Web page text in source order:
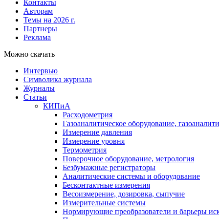
Контакты
Авторам
Темы на 2026 г.
Партнеры
Реклама
Можно скачать
Интервью
Символика журнала
Журналы
Статьи
КИПиА
Расходометрия
Газоаналитическое оборудование,
Измерение давления
Измерение уровня
Термометрия
Поверочное оборудование, метрология
Безбумажные регистраторы
Аналитические системы и оборудование
Бесконтактные измерения
Весоизмерение, дозировка, сыпучие
Измерительные системы
Нормирующие преобразователи и барьеры